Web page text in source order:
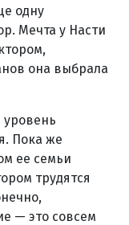
одну
Мечта у Насти
она выбрала
уровень
Пока же
ее семьи
трудятся
— это совсем